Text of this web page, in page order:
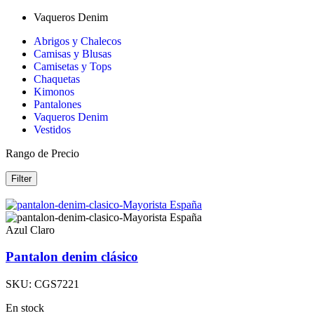
Vaqueros Denim
Abrigos y Chalecos
Camisas y Blusas
Camisetas y Tops
Chaquetas
Kimonos
Pantalones
Vaqueros Denim
Vestidos
Rango de Precio
Filter
Azul Claro
Pantalon denim clásico
SKU: CGS7221
En stock